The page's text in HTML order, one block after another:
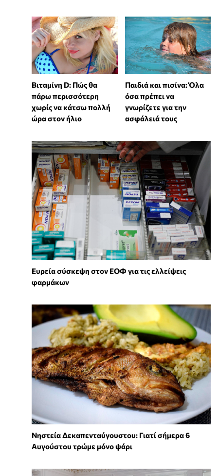
Βιταμίνη D: Πώς θα
πάρω περισσότερη
χωρίς να κάτσω πολλή
ώρα στον ήλιο
Παιδιά και πισίνα: Όλα
όσα πρέπει να
γνωρίζετε για την
ασφάλειά τους
Ευρεία σύσκεψη στον ΕΟΦ για τις ελλείψεις
φαρμάκων
Νηστεία Δεκαπενταύγουστου: Γιατί σήμερα 6
Αυγούστου τρώμε μόνο ψάρι